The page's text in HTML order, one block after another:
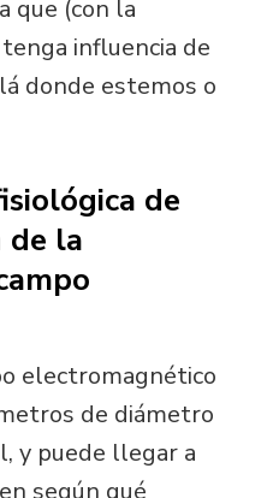
que (con la
influencia de
donde estemos o
de
de la
electromagnético
de diámetro
y puede llegar a
según qué